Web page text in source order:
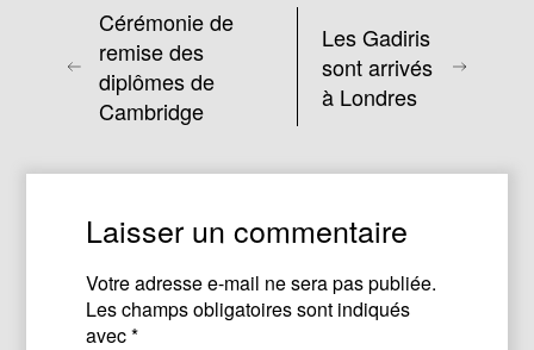
Cérémonie de
remise des
diplômes de
Cambridge
Les Gadiris
sont arrivés
à Londres
Laisser un commentaire
Votre adresse e-mail ne sera pas publiée.
Les champs obligatoires sont indiqués
avec*